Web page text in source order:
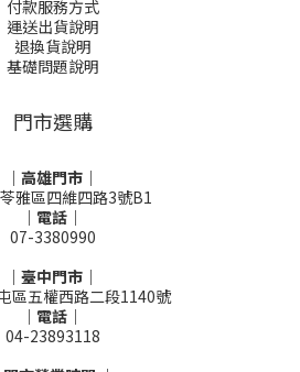
付款服務方式
運送出貨說明
退換貨說明
基礎問題說明
門市選購
｜高雄門市｜
雅區四維四路3號B1
｜電話｜
07-3380990
｜臺中門市｜
區五權西路二段1140號
｜電話｜
04-23893118